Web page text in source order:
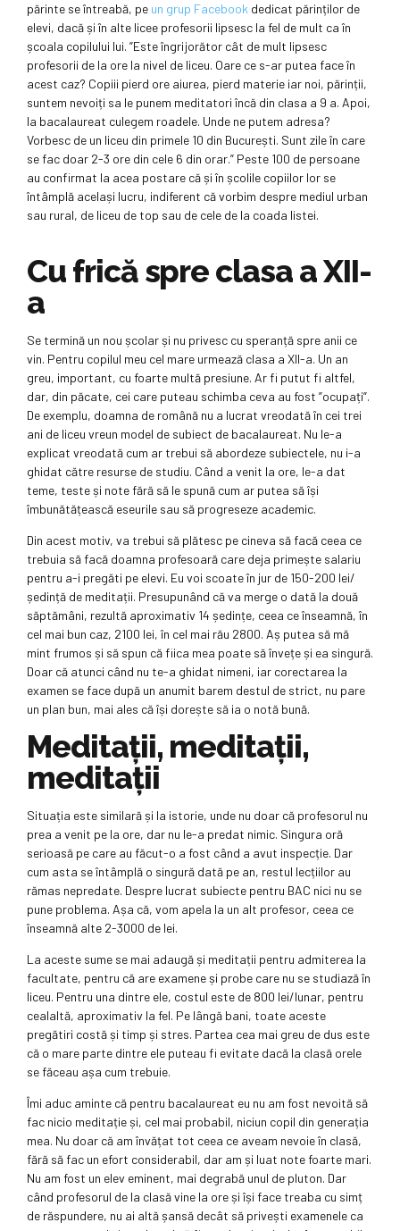
părinte se întreabă, pe un grup Facebook dedicat părinților de
elevi, dacă și în alte licee profesorii lipsesc la fel de mult ca în
școala copilului lui. ”Este îngrijorător cât de mult lipsesc
profesorii de la ore la nivel de liceu. Oare ce s-ar putea face în
acest caz? Copiii pierd ore aiurea, pierd materie iar noi, părinții,
suntem nevoiți sa le punem meditatori încă din clasa a 9 a. Apoi,
la bacalaureat culegem roadele. Unde ne putem adresa?
Vorbesc de un liceu din primele 10 din București. Sunt zile în care
se fac doar 2-3 ore din cele 6 din orar.” Peste 100 de persoane
au confirmat la acea postare că și în școlile copiilor lor se
întâmplă același lucru, indiferent că vorbim despre mediul urban
sau rural, de liceu de top sau de cele de la coada listei.
Cu frică spre clasa a XII-
a
Se termină un nou școlar și nu privesc cu speranță spre anii ce
vin. Pentru copilul meu cel mare urmează clasa a XII-a. Un an
greu, important, cu foarte multă presiune. Ar fi putut fi altfel,
dar, din păcate, cei care puteau schimba ceva au fost ”ocupați”.
De exemplu, doamna de română nu a lucrat vreodată în cei trei
ani de liceu vreun model de subiect de bacalaureat. Nu le-a
explicat vreodată cum ar trebui să abordeze subiectele, nu i-a
ghidat către resurse de studiu. Când a venit la ore, le-a dat
teme, teste și note fără să le spună cum ar putea să își
îmbunătățească eseurile sau să progreseze academic.
Din acest motiv, va trebui să plătesc pe cineva să facă ceea ce
trebuia să facă doamna profesoară care deja primește salariu
pentru a-i pregăti pe elevi. Eu voi scoate în jur de 150-200 lei/
ședință de meditații. Presupunând că va merge o dată la două
săptămâni, rezultă aproximativ 14 ședințe, ceea ce înseamnă, în
cel mai bun caz, 2100 lei, în cel mai rău 2800. Aș putea să mă
mint frumos și să spun că fiica mea poate să învețe și ea singură.
Doar că atunci când nu te-a ghidat nimeni, iar corectarea la
examen se face după un anumit barem destul de strict, nu pare
un plan bun, mai ales că își dorește să ia o notă bună.
Meditații, meditații,
meditații
Situația este similară și la istorie, unde nu doar că profesorul nu
prea a venit pe la ore, dar nu le-a predat nimic. Singura oră
serioasă pe care au făcut-o a fost când a avut inspecție. Dar
cum asta se întâmplă o singură dată pe an, restul lecțiilor au
rămas nepredate. Despre lucrat subiecte pentru BAC nici nu se
pune problema. Așa că, vom apela la un alt profesor, ceea ce
înseamnă alte 2-3000 de lei.
La aceste sume se mai adaugă și meditații pentru admiterea la
facultate, pentru că are examene și probe care nu se studiază în
liceu. Pentru una dintre ele, costul este de 800 lei/lunar, pentru
cealaltă, aproximativ la fel. Pe lângă bani, toate aceste
pregătiri costă și timp și stres. Partea cea mai greu de dus este
că o mare parte dintre ele puteau fi evitate dacă la clasă orele
se făceau așa cum trebuie.
Îmi aduc aminte că pentru bacalaureat eu nu am fost nevoită să
fac nicio meditație și, cel mai probabil, niciun copil din generația
mea. Nu doar că am învățat tot ceea ce aveam nevoie în clasă,
fără să fac un efort considerabil, dar am și luat note foarte mari.
Nu am fost un elev eminent, mai degrabă unul de pluton. Dar
când profesorul de la clasă vine la ore și își face treaba cu simț
de răspundere, nu ai altă șansă decât să privești examenele ca